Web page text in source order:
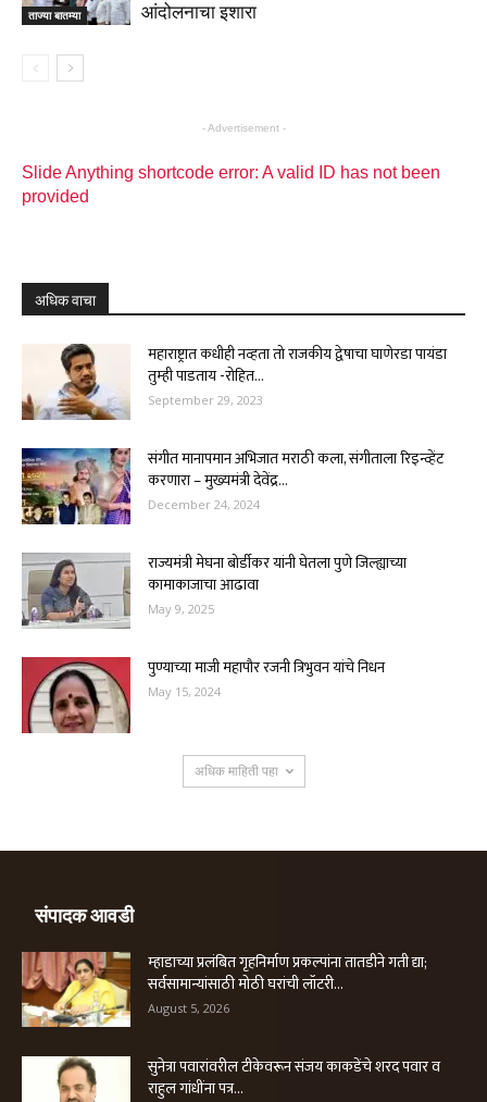
ताज्या बातम्या
आंदोलनाचा इशारा
- Advertisement -
Slide Anything shortcode error: A valid ID has not been
provided
अधिक वाचा
महाराष्ट्रात कधीही नव्हता तो राजकीय द्वेषाचा घाणेरडा पायंडा
तुम्ही पाडताय -रोहित...
September 29, 2023
संगीत मानापमान अभिजात मराठी कला, संगीताला रिइन्व्हेंट
करणारा – मुख्यमंत्री देवेंद्र...
December 24, 2024
राज्यमंत्री मेघना बोर्डीकर यांनी घेतला पुणे जिल्ह्याच्या
कामाकाजाचा आढावा
May 9, 2025
पुण्याच्या माजी महापौर रजनी त्रिभुवन यांचे निधन
May 15, 2024
अधिक माहिती पहा
संपादक आवडी
म्हाडाच्या प्रलंबित गृहनिर्माण प्रकल्पांना तातडीने गती द्या;
सर्वसामान्यांसाठी मोठी घरांची लॉटरी...
August 5, 2026
सुनेत्रा पवारांवरील टीकेवरून संजय काकडेंचे शरद पवार व
राहुल गांधींना पत्र...